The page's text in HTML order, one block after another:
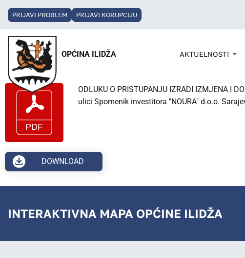
PRIJAVI PROBLEM PRIJAVI KORUPCIJU
OPĆINA ILIDŽA AKTUELNOSTI
ODLUKU O PRISTUPANJU IZRADI IZMJENA I
ulici Spomenik investitora "NOURA" d.o.o.
DOWNLOAD
INTERAKTIVNA MAPA OPĆINE ILIDŽA